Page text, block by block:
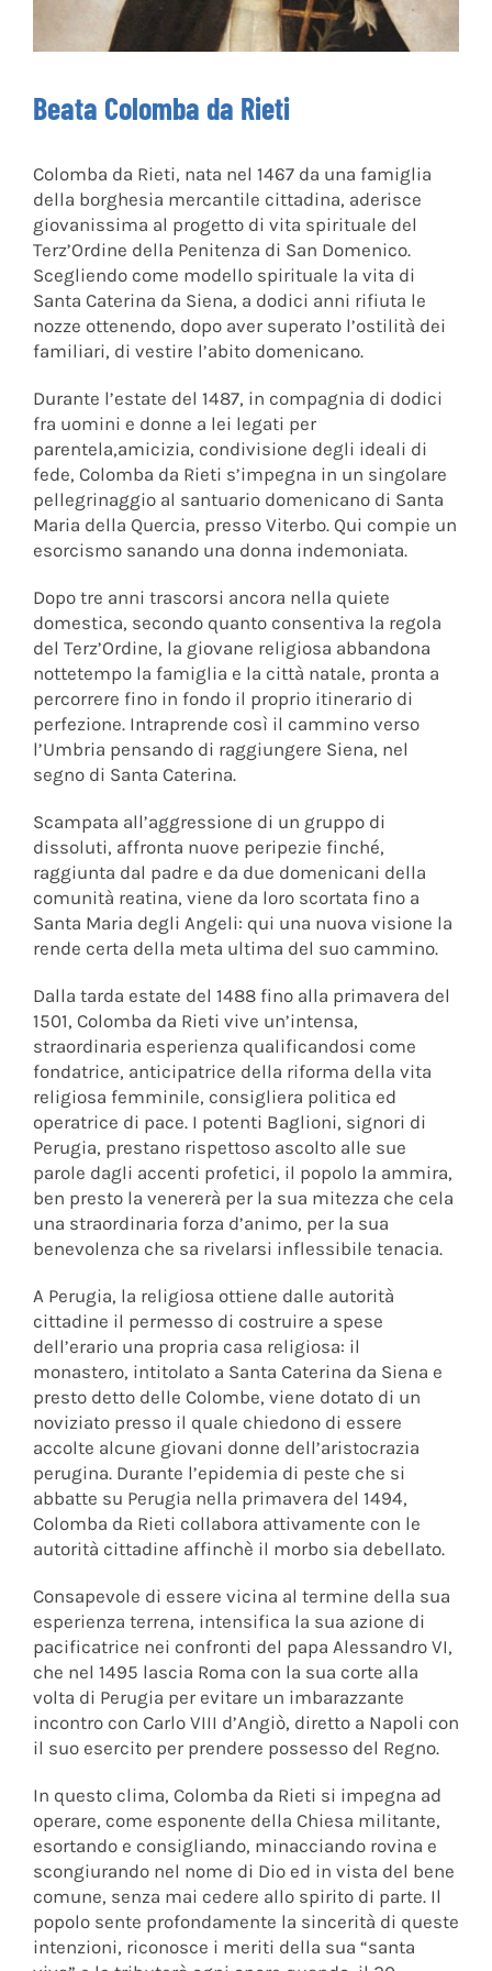
Beata Colomba da Rieti
Colomba da Rieti, nata nel 1467 da una famiglia
della borghesia mercantile cittadina, aderisce
giovanissima al progetto di vita spirituale del
Terz’Ordine della Penitenza di San Domenico.
Scegliendo come modello spirituale la vita di
Santa Caterina da Siena, a dodici anni rifiuta le
nozze ottenendo, dopo aver superato l’ostilità dei
familiari, di vestire l’abito domenicano.
Durante l’estate del 1487, in compagnia di dodici
fra uomini e donne a lei legati per
parentela,amicizia, condivisione degli ideali di
fede, Colomba da Rieti s’impegna in un singolare
pellegrinaggio al santuario domenicano di Santa
Maria della Quercia, presso Viterbo. Qui compie un
esorcismo sanando una donna indemoniata.
Dopo tre anni trascorsi ancora nella quiete
domestica, secondo quanto consentiva la regola
del Terz’Ordine, la giovane religiosa abbandona
nottetempo la famiglia e la città natale, pronta a
percorrere fino in fondo il proprio itinerario di
perfezione. Intraprende così il cammino verso
l’Umbria pensando di raggiungere Siena, nel
segno di Santa Caterina.
Scampata all’aggressione di un gruppo di
dissoluti, affronta nuove peripezie finché,
raggiunta dal padre e da due domenicani della
comunità reatina, viene da loro scortata fino a
Santa Maria degli Angeli: qui una nuova visione la
rende certa della meta ultima del suo cammino.
Dalla tarda estate del 1488 fino alla primavera del
1501, Colomba da Rieti vive un’intensa,
straordinaria esperienza qualificandosi come
fondatrice, anticipatrice della riforma della vita
religiosa femminile, consigliera politica ed
operatrice di pace. I potenti Baglioni, signori di
Perugia, prestano rispettoso ascolto alle sue
parole dagli accenti profetici, il popolo la ammira,
ben presto la venererà per la sua mitezza che cela
una straordinaria forza d’animo, per la sua
benevolenza che sa rivelarsi inflessibile tenacia.
A Perugia, la religiosa ottiene dalle autorità
cittadine il permesso di costruire a spese
dell’erario una propria casa religiosa: il
monastero, intitolato a Santa Caterina da Siena e
presto detto delle Colombe, viene dotato di un
noviziato presso il quale chiedono di essere
accolte alcune giovani donne dell’aristocrazia
perugina. Durante l’epidemia di peste che si
abbatte su Perugia nella primavera del 1494,
Colomba da Rieti collabora attivamente con le
autorità cittadine affinchè il morbo sia debellato.
Consapevole di essere vicina al termine della sua
esperienza terrena, intensifica la sua azione di
pacificatrice nei confronti del papa Alessandro VI,
che nel 1495 lascia Roma con la sua corte alla
volta di Perugia per evitare un imbarazzante
incontro con Carlo VIII d’Angiò, diretto a Napoli con
il suo esercito per prendere possesso del Regno.
In questo clima, Colomba da Rieti si impegna ad
operare, come esponente della Chiesa militante,
esortando e consigliando, minacciando rovina e
scongiurando nel nome di Dio ed in vista del bene
comune, senza mai cedere allo spirito di parte. Il
popolo sente profondamente la sincerità di queste
intenzioni, riconosce i meriti della sua “santa